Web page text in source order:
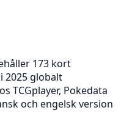
173 kort
2025 globalt
TCGplayer, Pokedata
och engelsk version